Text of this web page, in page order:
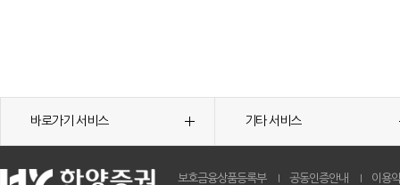
바로가기 서비스 기타 서비스
보호금융상품등록부 공동인증안내 이용